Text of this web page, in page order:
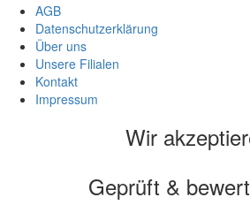
AGB
Datenschutzerklärung
Über uns
Unsere Filialen
Kontakt
Impressum
Wir
Geprüft &